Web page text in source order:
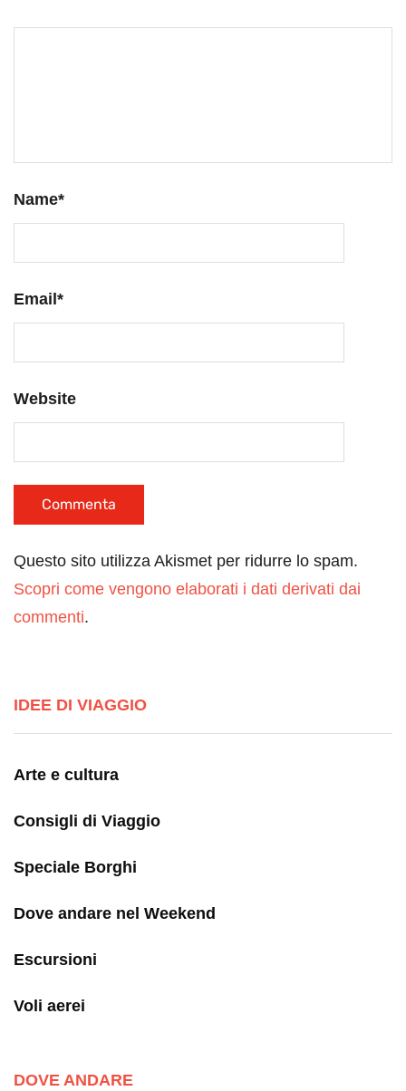
Name*
Email *
Website
Questo sito utilizza Akismet per ridurre lo spam.
Scopri come vengono elaborati i dati derivati dai
commenti.
IDEE DI VIAGGIO
Arte e cultura
Consigli di Viaggio
Speciale Borghi
Dove andare nel Weekend
Escursioni
Voli aerei
DOVE ANDARE